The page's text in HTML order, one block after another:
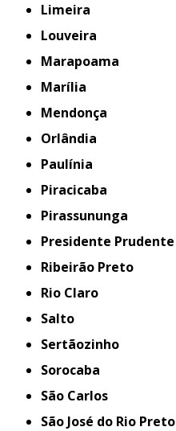
Limeira
Louveira
Marapoama
Marília
Mendonça
Orlândia
Paulínia
Piracicaba
Pirassununga
Presidente Prudente
Ribeirão Preto
Rio Claro
Salto
Sertãozinho
Sorocaba
São Carlos
São José do Rio Preto